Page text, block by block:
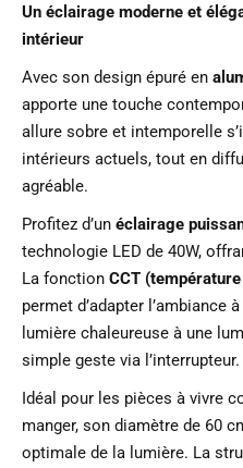
Un éclairage moderne et
intérieur
Avec son design épuré en
apporte une touche
allure sobre et intemporelle
intérieurs actuels, tout en
agréable.
Profitez d’un éclairage
technologie LED de 40W,
La fonction CCT
permet d’adapter l’ambiance
lumière chaleureuse à une
simple geste via l’interrupteur.
Idéal pour les pièces à vivre
manger, son diamètre de 60
optimale de la lumière. La